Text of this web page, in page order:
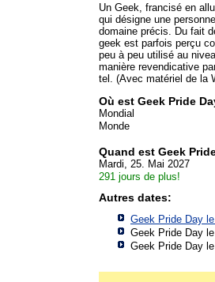
Un Geek, francisé en
qui désigne une
domaine précis. Du fait
geek est parfois perçu
peu à peu utilisé au
manière revendicative
tel. (Avec matériel de la
Où est Geek Pride
Mondial
Monde
Quand est Geek
Mardi, 25. Mai 2027
291 jours de plus!
Autres dates:
Geek Pride Day
Geek Pride Day
Geek Pride Day